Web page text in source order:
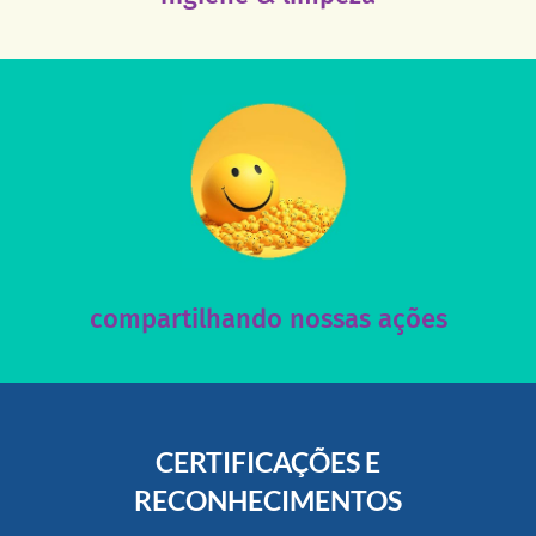
compartilhando nossas ações
Acesse nossas redes sociais e nos ajude compartilhando
nossos posts e nosso site!
acesse nosso instagram
CERTIFICAÇÕES E
RECONHECIMENTOS